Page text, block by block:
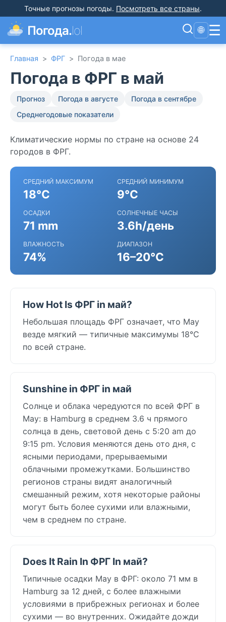
Точные прогнозы погоды. Посмотреть все страны.
Погода.lol 🌐 ☰
Главная > ФРГ > Погода в мае
Погода в ФРГ в май
Прогноз Погода в августе
Погода в сентябре
Среднегодовые показатели
Климатические нормы по стране на основе 24
городов в ФРГ.
СРЕДНИЙ МАКСИМУМ
18°C
СРЕДНИЙ МИНИМУМ
9°C
ОСАДКИ
71 mm
СОЛНЕЧНЫЕ ЧАСЫ
3.6h/день
ВЛАЖНОСТЬ
74%
ДИАПАЗОН
16–20°C
How Hot Is ФРГ in май?
Небольшая площадь ФРГ означает, что May
везде мягкий — типичные максимумы 18°C
по всей стране.
Sunshine in ФРГ in май
Солнце и облака чередуются по всей ФРГ в
May: в Hamburg в среднем 3.6 ч прямого
солнца в день, световой день с 5:20 am до
9:15 pm. Условия меняются день ото дня, с
ясными периодами, прерываемыми
облачными промежутками. Большинство
регионов страны видят аналогичный
смешанный режим, хотя некоторые районы
могут быть более сухими или влажными,
чем в среднем по стране.
Does It Rain In ФРГ In май?
Типичные осадки May в ФРГ: около 71 мм в
Hamburg за 12 дней, с более влажными
условиями в прибрежных регионах и более
сухими — во внутренних. Ожидайте дожди